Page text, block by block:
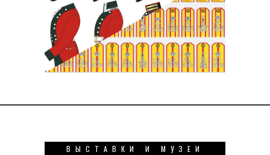
ВЫСТАВКИ И МУЗЕИ